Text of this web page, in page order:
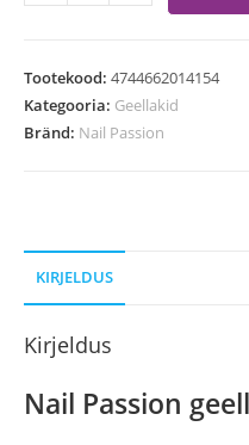
Tootekood: 4744662014154
Kategooria: Geellakid
Bränd: Nail Passion
KIRJELDUS
Kirjeldus
Nail Passion